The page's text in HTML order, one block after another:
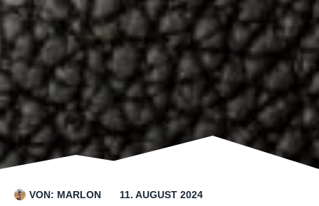
VON: MARLON
11. AUGUST 2024